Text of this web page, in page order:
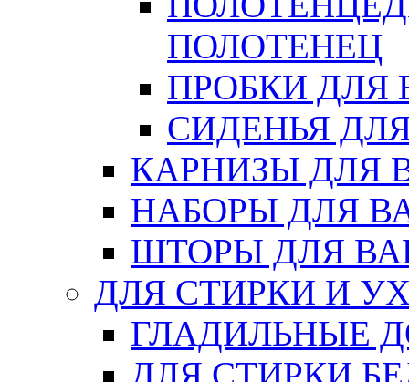
ПОЛОТЕНЕЦ
ПРОБКИ ДЛЯ
СИДЕНЬЯ
КАРНИЗЫ ДЛЯ
НАБОРЫ ДЛЯ
ШТОРЫ ДЛЯ
ДЛЯ СТИРКИ И
ГЛАДИЛЬНЫЕ